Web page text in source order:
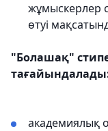
жұмыскерлер
өтуі
"Болашақ"
академиялық